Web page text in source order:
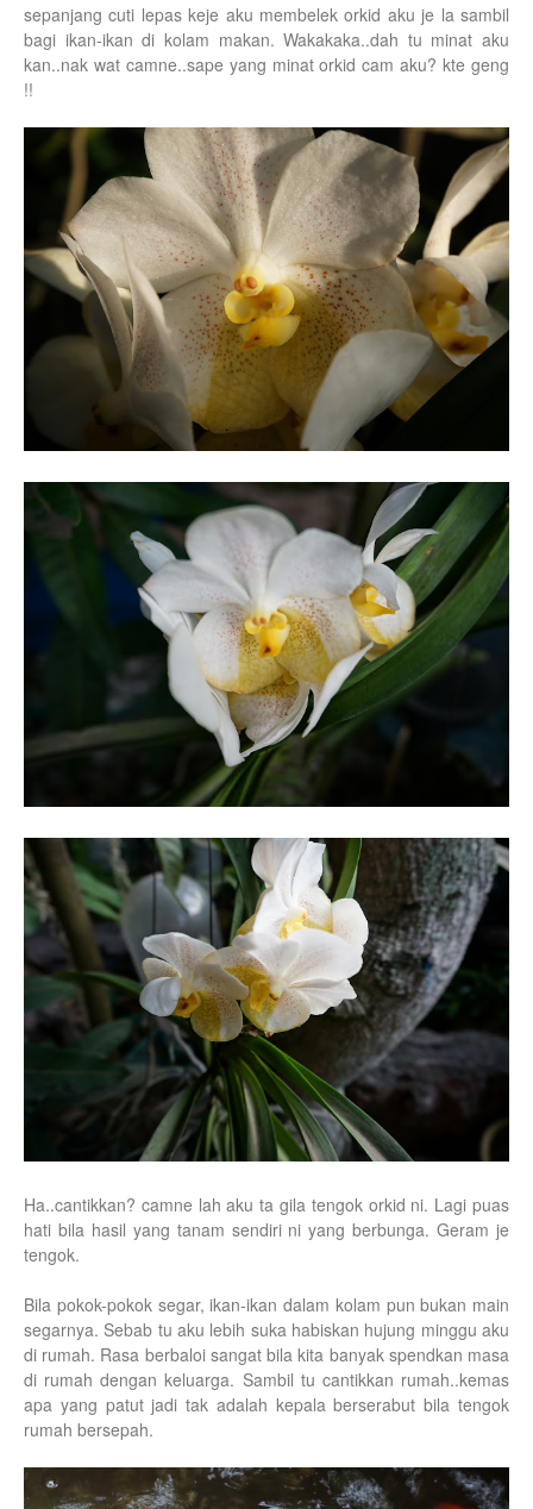
sepanjang cuti lepas keje aku membelek orkid aku je la sambil
bagi ikan-ikan di kolam makan. Wakakaka..dah tu minat aku
kan..nak wat camne..sape yang minat orkid cam aku? kte geng
!!
Ha..cantikkan? camne lah aku ta gila tengok orkid ni. Lagi puas
hati bila hasil yang tanam sendiri ni yang berbunga. Geram je
tengok.
Bila pokok-pokok segar, ikan-ikan dalam kolam pun bukan main
segarnya. Sebab tu aku lebih suka habiskan hujung minggu aku
di rumah. Rasa berbaloi sangat bila kita banyak spendkan masa
di rumah dengan keluarga. Sambil tu cantikkan rumah..kemas
apa yang patut jadi tak adalah kepala berserabut bila tengok
rumah bersepah.